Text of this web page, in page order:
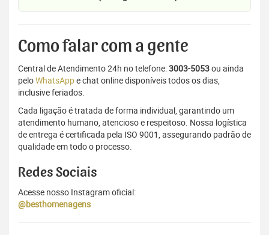
Como falar com a gente
Central de Atendimento 24h no telefone:3003-5053ou ainda
peloWhatsAppe chat online disponíveis todos os dias,
inclusive feriados.
Cada ligação é tratada de forma individual, garantindo um
atendimento humano, atencioso e respeitoso. Nossa logística
de entrega é certificada pela ISO 9001, assegurando padrão de
qualidade em todo o processo.
Redes Sociais
Acesse nosso Instagram oficial:
@besthomenagens